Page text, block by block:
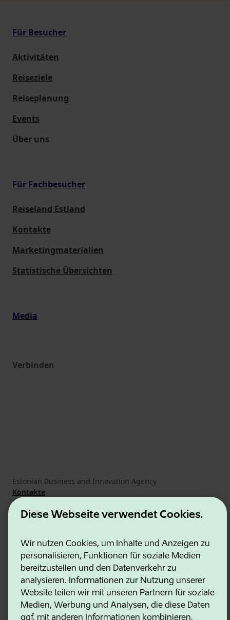
Diese Webseite verwendet Cookies.
Wir nutzen Cookies, um Inhalte und Anzeigen zu
personalisieren, Funktionen für soziale Medien
bereitzustellen und den Datenverkehr zu
analysieren. Informationen zur Nutzung unserer
Website teilen wir mit unseren Partnern für soziale
Medien, Werbung und Analysen, die diese Daten
ggf. mit anderen Informationen kombinieren.
Für Besucher
Aktivitäten
Reiseziele
Reiseplanung
Events
Über uns
Für Fachbesucher
Reiseland Estland
Kontakte
Marketingmaterialien
Statistische Übersichten
Media
Verbinden
Estonian Business and Innovation Agency
Kontakte
Kooperationspartner
Nutzungsbedingungen